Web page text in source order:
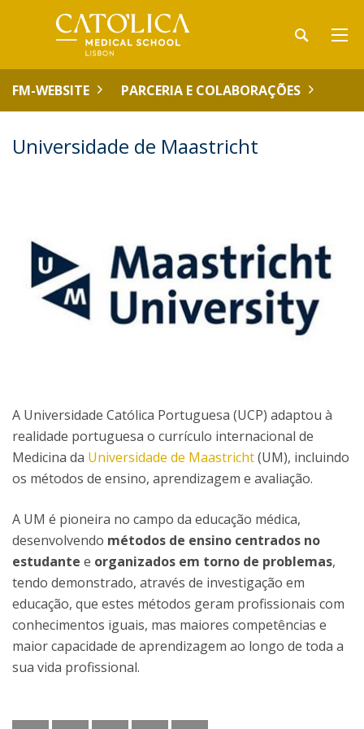
FM-WEBSITE PARCERIA E COLABORAÇÕES
Universidade de Maastricht
A Universidade Católica Portuguesa (UCP) adaptou à
realidade portuguesa o currículo internacional de
Medicina da Universidade de Maastricht(UM), incluindo
os métodos de ensino, aprendizagem e avaliação.
A UM é pioneira no campo da educação médica,
desenvolvendo métodos de ensino centrados no
estudante e organizados em torno de problemas,
tendo demonstrado, através de investigação em
educação, que estes métodos geram profissionais com
conhecimentos iguais, mas maiores competências e
maior capacidade de aprendizagem ao longo de toda a
sua vida profissional.